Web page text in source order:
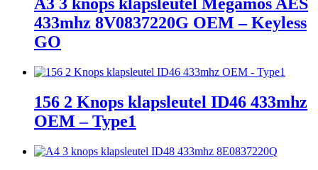
433mhz 8V0837220G OEM – Keyless
GO
156 2 Knops klapsleutel ID46 433mhz
OEM – Type1